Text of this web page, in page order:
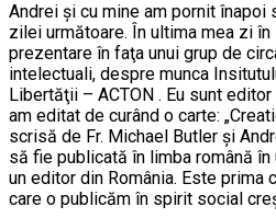
Andrei şi cu mine am pornit înapoi
zilei următoare. În ultima mea zi
prezentare în faţa unui grup de
intelectuali, despre munca
Libertăţii – ACTON . Eu sunt
am editat de curând o carte:
scrisă de Fr. Michael Butler şi
să fie publicată în limba română
un editor din România. Este prima
care o publicăm în spirit social